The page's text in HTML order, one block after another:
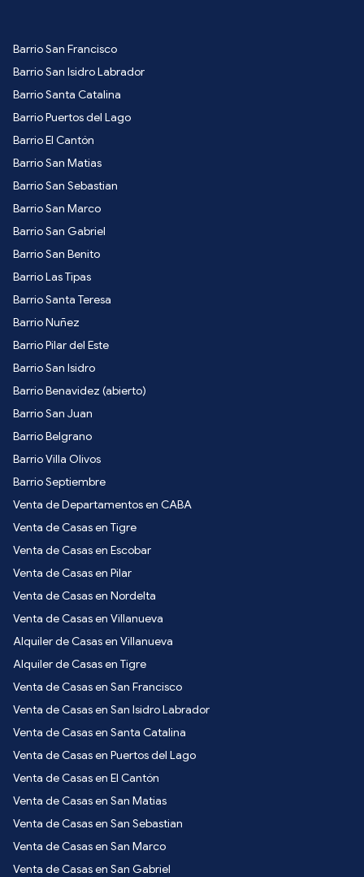
Barrio San Francisco
Barrio San Isidro Labrador
Barrio Santa Catalina
Barrio Puertos del Lago
Barrio El Cantón
Barrio San Matias
Barrio San Sebastian
Barrio San Marco
Barrio San Gabriel
Barrio San Benito
Barrio Las Tipas
Barrio Santa Teresa
Barrio Nuñez
Barrio Pilar del Este
Barrio San Isidro
Barrio Benavidez (abierto)
Barrio San Juan
Barrio Belgrano
Barrio Villa Olivos
Barrio Septiembre
Venta de Departamentos en CABA
Venta de Casas en Tigre
Venta de Casas en Escobar
Venta de Casas en Pilar
Venta de Casas en Nordelta
Venta de Casas en Villanueva
Alquiler de Casas en Villanueva
Alquiler de Casas en Tigre
Venta de Casas en San Francisco
Venta de Casas en San Isidro Labrador
Venta de Casas en Santa Catalina
Venta de Casas en Puertos del Lago
Venta de Casas en El Cantón
Venta de Casas en San Matias
Venta de Casas en San Sebastian
Venta de Casas en San Marco
Venta de Casas en San Gabriel